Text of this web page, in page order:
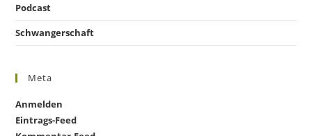
Podcast
Schwangerschaft
Meta
Anmelden
Eintrags-Feed